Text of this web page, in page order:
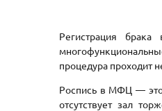
Регистрация
процедура проходит
Роспись в МФЦ — это
отсутствует зал